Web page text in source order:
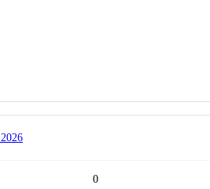
2026
0